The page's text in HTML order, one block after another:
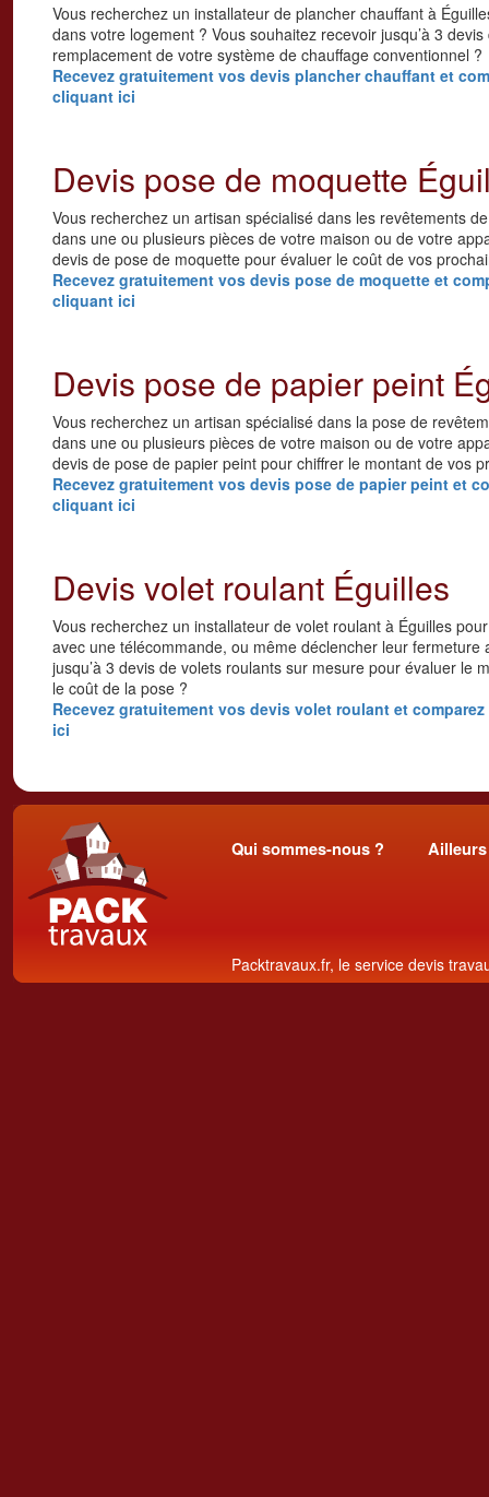
Vous recherchez un installateur de plancher chauffant à
dans votre logement ? Vous souhaitez recevoir jusqu’à 3
remplacement de votre système de chauffage conventionnel ?
Recevez gratuitement vos devis plancher chauffant et
cliquant ici
Devis pose de moquette
Vous recherchez un artisan spécialisé dans les revêtements
dans une ou plusieurs pièces de votre maison ou de votre
devis de pose de moquette pour évaluer le coût de vos
Recevez gratuitement vos devis pose de moquette et
cliquant ici
Devis pose de papier peint
Vous recherchez un artisan spécialisé dans la pose de
dans une ou plusieurs pièces de votre maison ou de votre
devis de pose de papier peint pour chiffrer le montant de vos
Recevez gratuitement vos devis pose de papier peint et
cliquant ici
Devis volet roulant Éguilles
Vous recherchez un installateur de volet roulant à Éguilles
avec une télécommande, ou même déclencher leur
jusqu’à 3 devis de volets roulants sur mesure pour évaluer le
le coût de la pose ?
Recevez gratuitement vos devis volet roulant et
ici
Qui sommes-nous ?
Packtravaux.fr, le service devis